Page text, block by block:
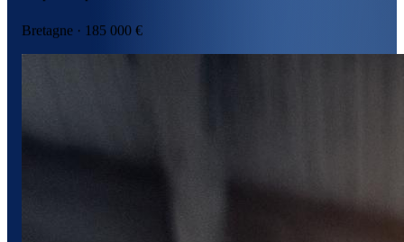
Bretagne · 185 000 €